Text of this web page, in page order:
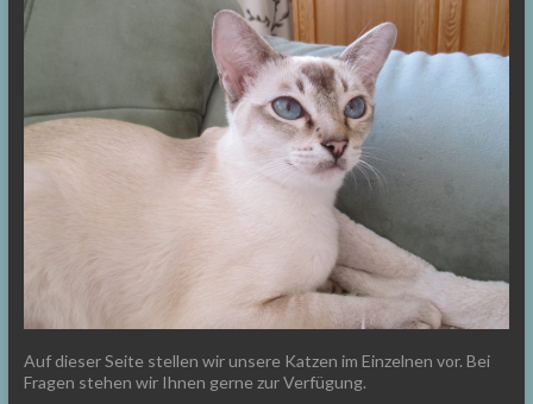
Auf dieser Seite stellen wir unsere Katzen im Einzelnen vor. Bei
Fragen stehen wir Ihnen gerne zur Verfügung.